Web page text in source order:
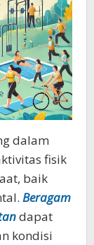
dalam
fisik
baik
Beragam
dapat
kondisi